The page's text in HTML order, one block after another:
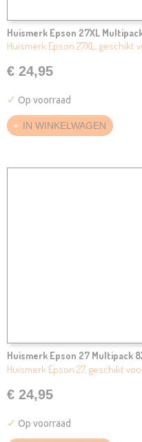
Huismerk Epson 27XL
Huismerk Epson 27XL, geschikt
€ 24,95
✓ Op voorraad
IN WINKELWAGEN
Huismerk Epson 27 Multipack
Huismerk Epson 27, geschikt
€ 24,95
✓ Op voorraad